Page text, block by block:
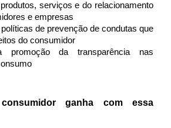
serviços e do relacionamento
e empresas
de prevenção de condutas que
do consumidor
promoção da transparência nas
ganha com essa